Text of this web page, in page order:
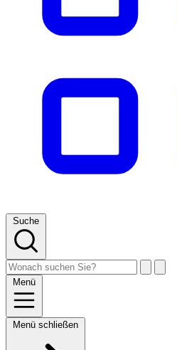
Suche
Menü
Menü schließen